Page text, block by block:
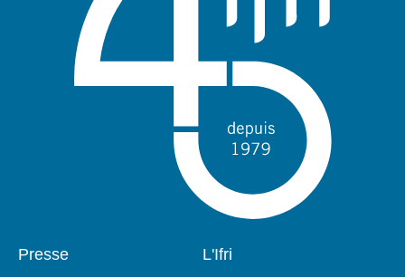
Pied
Presse
Navigation
L'Ifri